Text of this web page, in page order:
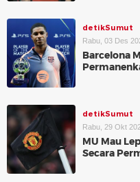
detikSumut
Rabu, 03 Des
Barcelona
detikSumut
Rabu, 29 Okt
MU Mau
Secara